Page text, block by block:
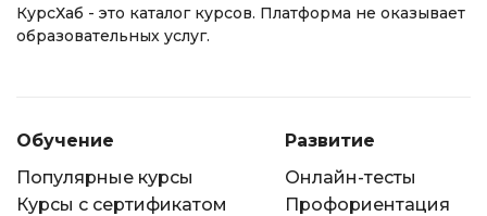
КурсХаб - это каталог курсов. Платформа не оказывает
образовательных услуг.
Обучение
Популярные курсы
Курсы с сертификатом
Развитие
Онлайн-тесты
Профориентация
Аналитика
Иностранные языки